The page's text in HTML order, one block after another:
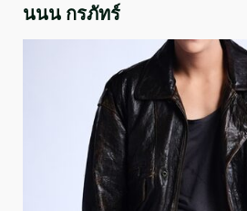
นนน กรภัทร์